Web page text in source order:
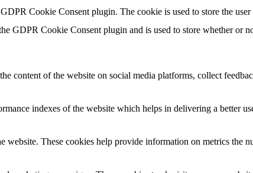
Cookie Consent plugin. The cookie is used to store the
GDPR Cookie Consent plugin and is used to store whether or
content of the website on social media platforms, collect
indexes of the website which helps in delivering a better
These cookies help provide information on metrics the